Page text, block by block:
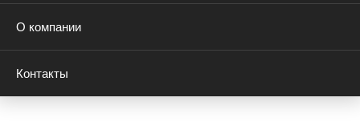
О компании
Контакты